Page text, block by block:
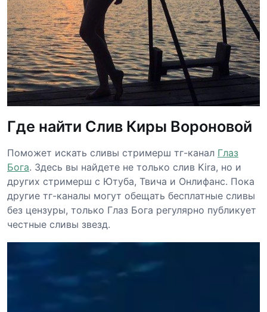
Где найти Слив Киры Вороновой
Поможет искать сливы стримерш тг-канал Глаз
Бога. Здесь вы найдете не только слив Kira, но и
других стримерш с Ютуба, Твича и Онлифанс. Пока
другие тг-каналы могут обещать бесплатные сливы
без цензуры, только Глаз Бога регулярно публикует
честные сливы звезд.